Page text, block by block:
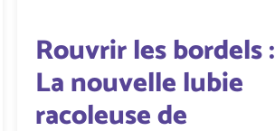
Rouvrir les bordels :
La nouvelle lubie
racoleuse de